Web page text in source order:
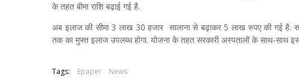
के तहत बीमा राशि बढ़ाई गई है.
अब इलाज की सीमा 3 लाख 30 हजार सालाना से बढ़ाकर 5 लाख रुपए की गई है.
तक का मुफ्त इलाज उपलब्ध होगा. योजना के तहत सरकारी अस्पतालों के साथ-साथ
Tags: Epaper News